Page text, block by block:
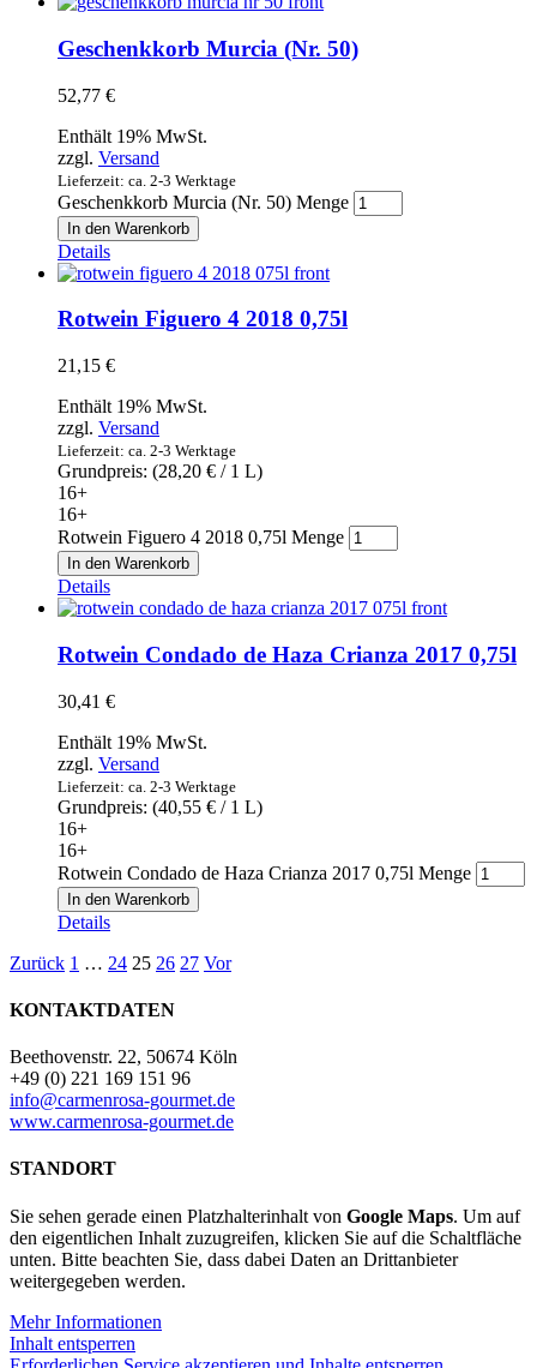
Geschenkkorb Murcia (Nr. 50)
52,77 €
Enthält 19% MwSt.
zzgl. Versand
Lieferzeit: ca. 2-3 Werktage
Geschenkkorb Murcia (Nr. 50) Menge
In den Warenkorb
Details
Rotwein Figuero 4 2018 0,75l
21,15 €
Enthält 19% MwSt.
zzgl. Versand
Lieferzeit: ca. 2-3 Werktage
Grundpreis: (28,20 € / 1 L)
16+
16+
Rotwein Figuero 4 2018 0,75l Menge
In den Warenkorb
Details
Rotwein Condado de Haza Crianza 2017 0,75l
30,41 €
Enthält 19% MwSt.
zzgl. Versand
Lieferzeit: ca. 2-3 Werktage
Grundpreis: (40,55 € / 1 L)
16+
16+
Rotwein Condado de Haza Crianza 2017 0,75l Menge
In den Warenkorb
Details
Zurück 1 … 24 25 26 27 Vor
KONTAKTDATEN
Beethovenstr. 22, 50674 Köln
+49 (0) 221 169 151 96
info@carmenrosa-gourmet.de
www.carmenrosa-gourmet.de
STANDORT
Sie sehen gerade einen Platzhalterinhalt von Google Maps. Um auf
den eigentlichen Inhalt zuzugreifen, klicken Sie auf die Schaltfläche
unten. Bitte beachten Sie, dass dabei Daten an Drittanbieter
weitergegeben werden.
Mehr Informationen
Inhalt entsperren